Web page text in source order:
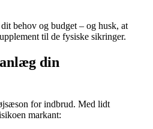
behov og budget – og husk, at
til de fysiske sikringer.
din
for indbrud. Med lidt
markant: